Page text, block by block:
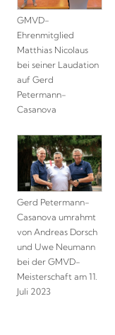
GMVD-
Ehrenmitglied
Matthias Nicolaus
bei seiner Laudation
auf Gerd
Petermann-
Casanova
Gerd Petermann-
Casanova umrahmt
von Andreas Dorsch
und Uwe Neumann
bei der GMVD-
Meisterschaft am 11.
Juli 2023